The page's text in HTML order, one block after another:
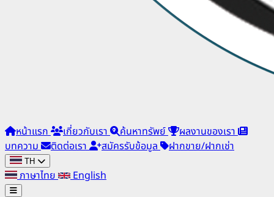
หน้าแรก เกี่ยวกับเรา ค้นหาทรัพย์
ผลงานของเรา
บทความ
ติดต่อเรา สมัครรับข้อมูล ฝากขาย/ฝากเช่า
TH
ภาษาไทย
English